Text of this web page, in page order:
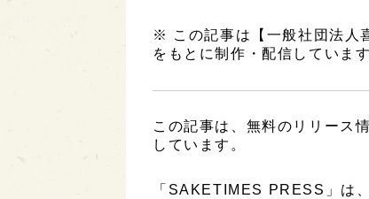
※ この記事は【一般社団法人
をもとに制作・配信しています
この記事は、無料のリリース
しています。
「SAKETIMES PRESS」は